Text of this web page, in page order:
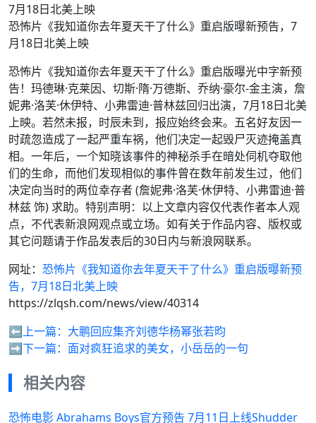
恐怖片《我知道你去年夏天干了什么》重启版曝新预告，7
月18日北美上映
恐怖片《我知道你去年夏天干了什么》重启版曝光中字新预
告！玛德琳·克莱因、切斯·隋·万德斯、乔纳·豪尔-金主演，詹
妮弗·洛芙·休伊特、小弗雷迪·普林兹回归出演，7月18日北美
上映。若然未报，时辰未到，报应始终会来。五名好友因一
时疏忽造成了一起严重车祸，他们决定一起毁尸灭迹掩盖真
相。一年后，一个知晓该事件的神秘杀手在暗处伺机夺取他
们的生命，而他们发现相似的事件曾在数年前发生过，他们
决定向当时的两位幸存者 (詹妮弗·洛芙·休伊特、小弗雷迪·普
林兹 饰) 求助。特别声明：以上文章内容仅代表作者本人观
点，不代表新浪网观点或立场。如有关于作品内容、版权或
其它问题请于作品发表后的30日内与新浪网联系。
网址： 恐怖片《我知道你去年夏天干了什么》重启版曝新预
告，7月18日北美上映
https://zlqsh.com/news/view/40314
⬅️上一篇： 大鹏回应集齐刘德华杨幂张若昀
➡️下一篇： 面对疯狂追求的美女，小岳岳的一句
相关内容
恐怖电影 Abrahams Boys官方预告 7月11日上线Shudder